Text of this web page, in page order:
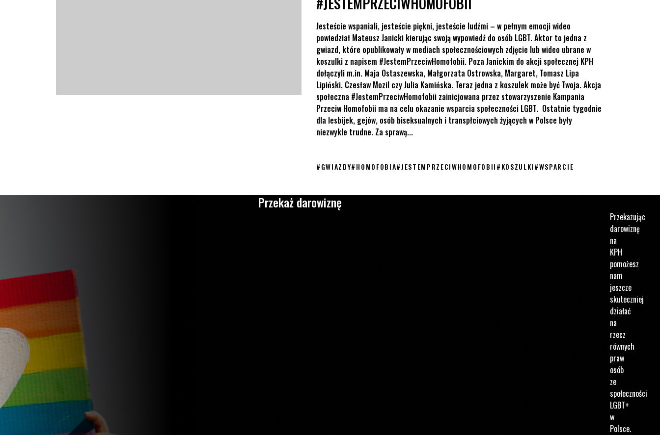
Jesteście wspaniali, jesteście piękni, jesteście ludźmi – w pełnym emocji wideo
powiedział Mateusz Janicki kierując swoją wypowiedź do osób LGBT. Aktor to jedna z
gwiazd, które opublikowały w mediach społecznościowych zdjęcie lub wideo ubrane w
koszulki z napisem #JestemPrzeciwHomofobii. Poza Janickim do akcji społecznej KPH
dołączyli m.in. Maja Ostaszewska, Małgorzata Ostrowska, Margaret, Tomasz Lipa
Lipiński, Czesław Mozil czy Julia Kamińska. Teraz jedna z koszulek może być Twoja. Akcja
społeczna #JestemPrzeciwHomofobii zainicjowana przez stowarzyszenie Kampania
Przeciw Homofobii ma na celu okazanie wsparcia społeczności LGBT. Ostatnie tygodnie
dla lesbijek, gejów, osób biseksualnych i transpłciowych żyjących w Polsce były
niezwykle trudne. Za sprawą...
#GWIAZDY#HOMOFOBIA#JESTEMPRZECIWHOMOFOBII#KOSZULKI#WSPARCIE
Przekaż darowiznę
Przekazując
darowiznę
na
KPH
pomożesz
nam
jeszcze
skuteczniej
działać
na
rzecz
równych
praw
osób
ze
społeczności
LGBT+
w
Polsce.